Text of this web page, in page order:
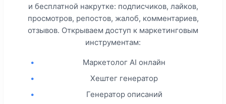
и бесплатной накрутке: подписчиков, лайков,
просмотров, репостов, жалоб, комментариев,
отзывов. Открываем доступ к маркетинговым
инструментам:
•
Маркетолог AI онлайн
•
Хештег генератор
•
Генератор описаний